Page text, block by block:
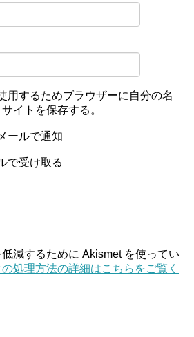
用するためブラウザーに自分の名
イトを保存する。
ールで通知
で受け取る
減するために Akismet を使ってい
処理方法の詳細はこちらをご覧く